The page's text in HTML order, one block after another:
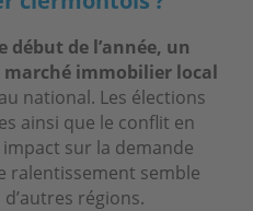
début de l’année, un
immobilier local
national. Les élections
ainsi que le conflit en
sur la demande
ralentissement semble
régions.